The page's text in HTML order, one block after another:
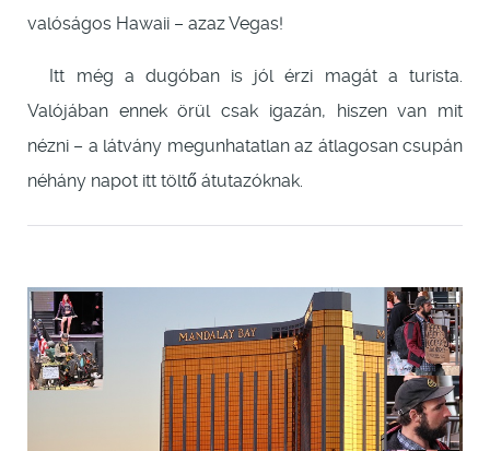
valóságos Hawaii – azaz Vegas!
Itt még a dugóban is jól érzi magát a turista.
Valójában ennek örül csak igazán, hiszen van mit
nézni – a látvány megunhatatlan az átlagosan csupán
néhány napot itt töltő átutazóknak.